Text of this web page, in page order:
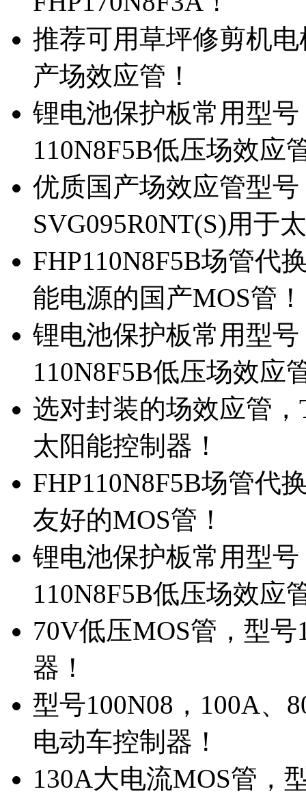
推荐可用草坪修剪机电
产场效应管！
锂电池保护板常用型号
110N8F5B低压场效应
优质国产场效应管型
SVG095R0NT(S)用于
FHP110N8F5B场管代
能电源的国产MOS管！
锂电池保护板常用型
110N8F5B低压场效应
选对封装的场效应管
太阳能控制器！
FHP110N8F5B场管代
友好的MOS管！
锂电池保护板常用型
110N8F5B低压场效应
70V低压MOS管，型
器！
型号100N08，100A、
电动车控制器！
130A大电流MOS管，